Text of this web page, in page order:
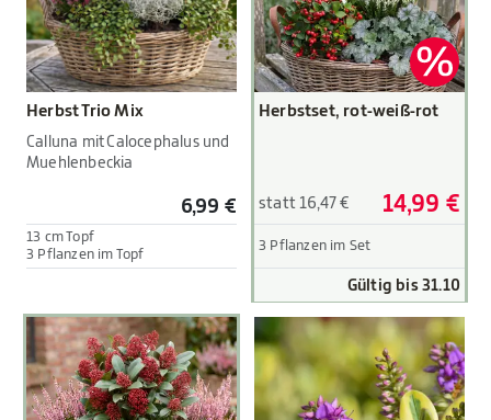
Herbst Trio Mix
Calluna mit Calocephalus und
Muehlenbeckia
6,99 €
13 cm Topf
3 Pflanzen im Topf
Herbstset, rot-weiß-rot
statt 16,47 € 14,99 €
3 Pflanzen im Set
Gültig bis 31.10